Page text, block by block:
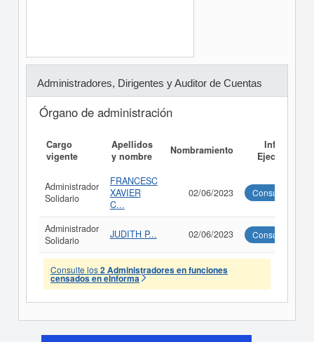
Administradores, Dirigentes y Auditor de Cuentas
Órgano de administración
Cargo
vigente
Apellidos
y nombre
Nombramiento
Informe
Ejecutivo
Administrador
Solidario
FRANCESC
XAVIER
C...
02/06/2023 Consultar
Administrador
Solidario
JUDITH P... 02/06/2023 Consultar
Consulte los2 Administradores en funciones
censados en eInforma